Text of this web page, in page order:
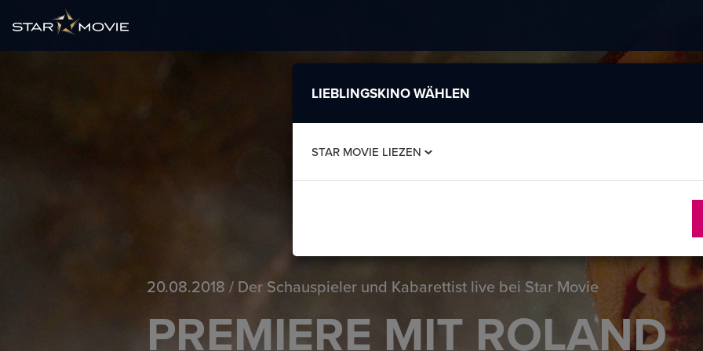
20.08.2018 / Der Schauspieler und Kabarettist live bei Star Movie
PREMIERE MIT ROLAND
LIEBLINGSKINO WÄHLEN
STAR MOVIE LIEZEN